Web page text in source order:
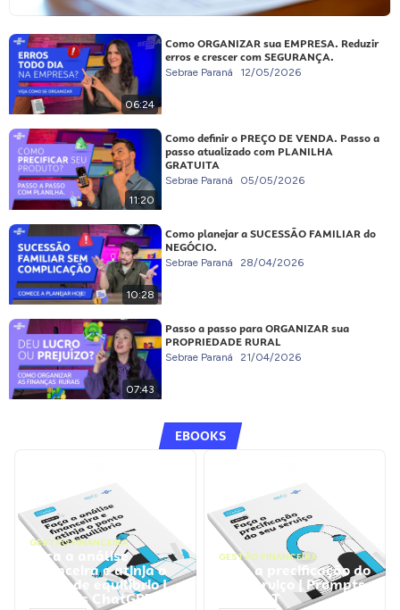
06:24
Como ORGANIZAR sua EMPRESA. Reduzir
erros e crescer com SEGURANÇA.
Sebrae Paraná 12/05/2026
11:20
Como definir o PREÇO DE VENDA. Passo a
passo atualizado com PLANILHA
GRATUITA
Sebrae Paraná 05/05/2026
10:28
Como planejar a SUCESSÃO FAMILIAR do
NEGÓCIO.
Sebrae Paraná 28/04/2026
07:43
Passo a passo para ORGANIZAR sua
PROPRIEDADE RURAL
Sebrae Paraná 21/04/2026
EBOOKS
GESTÃO FINANCEIRA
Faça a análise
financeira e atinja o
ponto de equilíbrio |
Prompts ChatGPT
GESTÃO FINANCEIRA
Faça a precificação do
seu serviço | Prompts
ChatGPT